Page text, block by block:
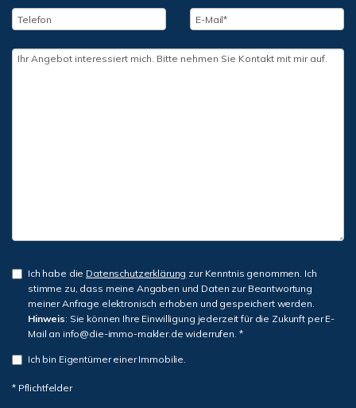
Ich habe die Datenschutzerklärung zur Kenntnis genommen. Ich
stimme zu, dass meine Angaben und Daten zur Beantwortung
meiner Anfrage elektronisch erhoben und gespeichert werden.
Hinweis: Sie können Ihre Einwilligung jederzeit für die Zukunft per E-
Mail an info@die-immo-makler.de widerrufen. *
Ich bin Eigentümer einer Immobilie.
* Pflichtfelder